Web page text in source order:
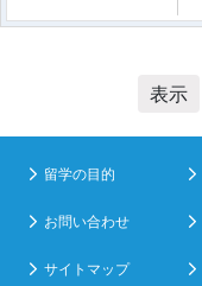
留学の目的
お問い合わせ
サイトマップ